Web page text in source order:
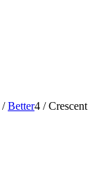
/ Better4 / Crescent